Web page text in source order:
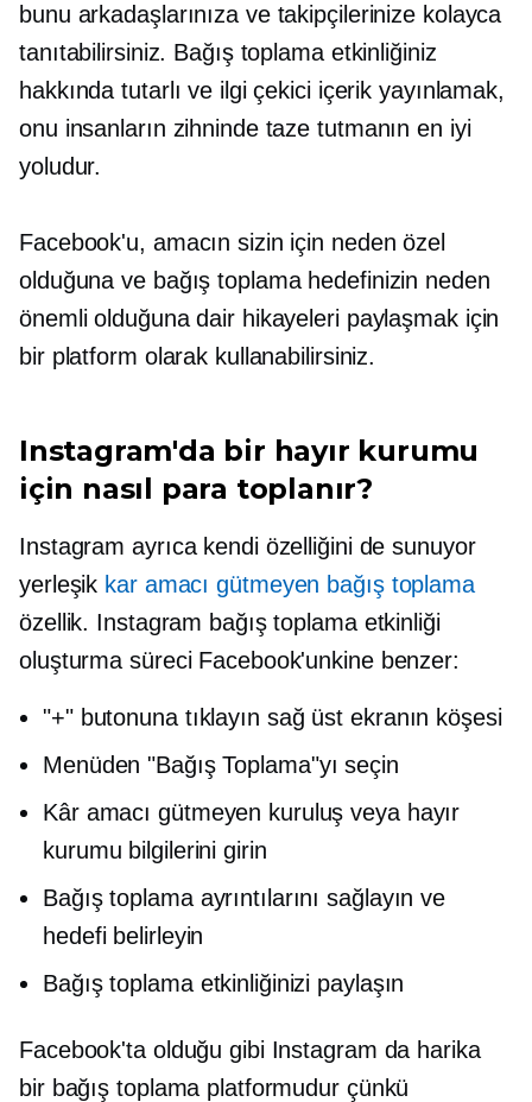
bunu arkadaşlarınıza ve takipçilerinize kolayca
tanıtabilirsiniz. Bağış toplama etkinliğiniz
hakkında tutarlı ve ilgi çekici içerik yayınlamak,
onu insanların zihninde taze tutmanın en iyi
yoludur.
Facebook'u, amacın sizin için neden özel
olduğuna ve bağış toplama hedefinizin neden
önemli olduğuna dair hikayeleri paylaşmak için
bir platform olarak kullanabilirsiniz.
Instagram'da bir hayır kurumu
için nasıl para toplanır?
Instagram ayrıca kendi özelliğini de sunuyor
yerleşik kar amacı gütmeyen bağış toplama
özellik. Instagram bağış toplama etkinliği
oluşturma süreci Facebook'unkine benzer:
"+" butonuna tıklayın sağ üst ekranın köşesi
Menüden "Bağış Toplama"yı seçin
Kâr amacı gütmeyen kuruluş veya hayır
kurumu bilgilerini girin
Bağış toplama ayrıntılarını sağlayın ve
hedefi belirleyin
Bağış toplama etkinliğinizi paylaşın
Facebook'ta olduğu gibi Instagram da harika
bir bağış toplama platformudur çünkü